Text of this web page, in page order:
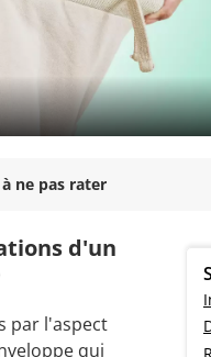
ne pas rater
d'un
par l'aspect
qui